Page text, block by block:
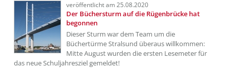
veröffentlicht am 25.08.2020
Der Büchersturm auf die Rügenbrücke hat
begonnen
Dieser Sturm war dem Team um die
Büchertürme Stralsund überaus willkommen:
Mitte August wurden die ersten Lesemeter für
das neue Schuljahresziel gemeldet!